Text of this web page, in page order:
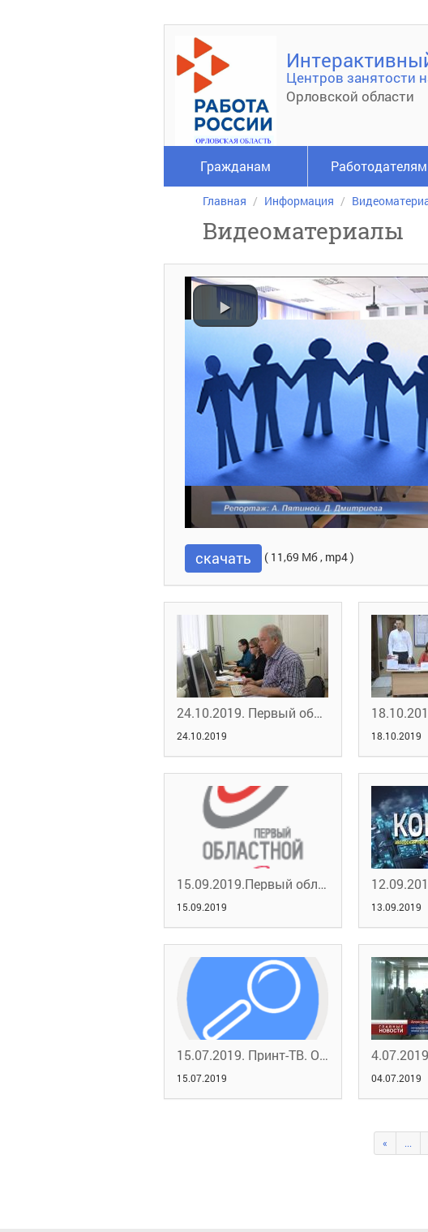
Центров занятости
Орловской области
Гражданам Работодателям
Главная Информация
Видеоматериалы
скачать ( 11,69 Мб , mp4 )
24.10.2019. Первый областной. Орловские предпенсионеры проходят переподготовку в рамках нацпроекта "Демография"
24.10.2019 18.10.2019
15.09.2019.Первый областной портал новостей.Профобучение
15.09.2019 13.09.2019
15.07.2019. Принт-ТВ. Ответы на вопросы
15.07.2019 04.07.2019
« ...